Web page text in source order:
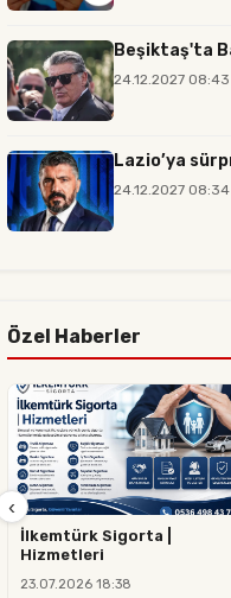
Beşiktaş'ta
24.12.2027 08:43
Lazio’ya
24.12.2027 08:34
Özel Haberler
İlkemtürk Sigorta |
Hizmetleri
23.07.2026 18:38
‹